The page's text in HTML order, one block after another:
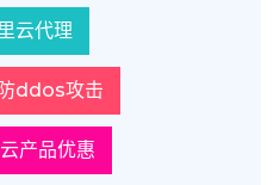
云代理
防ddos攻击
产品优惠